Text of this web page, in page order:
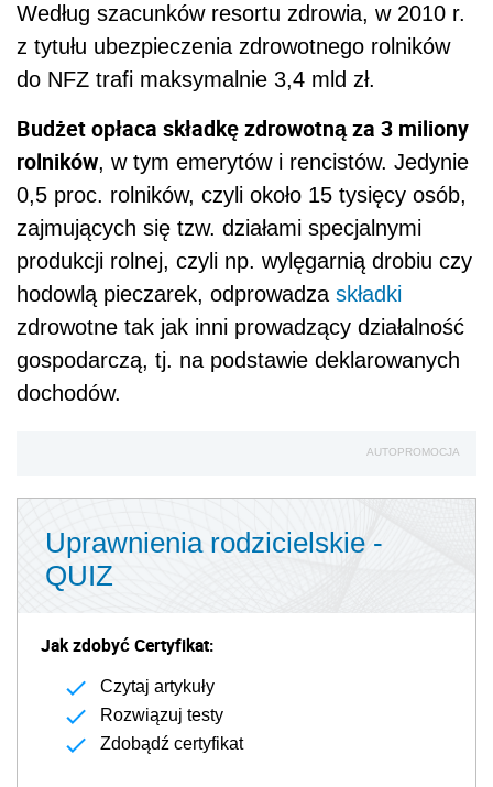
Według szacunków resortu zdrowia, w 2010 r.
z tytułu ubezpieczenia zdrowotnego rolników
do NFZ trafi maksymalnie 3,4 mld zł.
Budżet opłaca składkę zdrowotną za 3 miliony
rolników, w tym emerytów i rencistów. Jedynie
0,5 proc. rolników, czyli około 15 tysięcy osób,
zajmujących się tzw. działami specjalnymi
produkcji rolnej, czyli np. wylęgarnią drobiu czy
hodowlą pieczarek, odprowadza składki
zdrowotne tak jak inni prowadzący działalność
gospodarczą, tj. na podstawie deklarowanych
dochodów.
AUTOPROMOCJA
Uprawnienia rodzicielskie -
QUIZ
Jak zdobyć Certyfikat:
Czytaj artykuły
Rozwiązuj testy
Zdobądź certyfikat